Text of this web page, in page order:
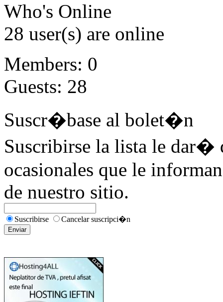
Who's Online
28 user(s) are online
Members: 0
Guests: 28
Suscr�base al bolet�n
Suscribirse la lista le dar�
ocasionales que le
de nuestro sitio.
Suscribirse Cancelar suscripci�n